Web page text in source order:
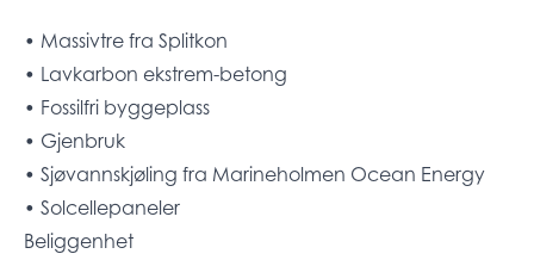
• Massivtre fra Splitkon
• Lavkarbon ekstrem-betong
• Fossilfri byggeplass
• Gjenbruk
• Sjøvannskjøling fra Marineholmen Ocean Energy
• Solcellepaneler
Beliggenhet